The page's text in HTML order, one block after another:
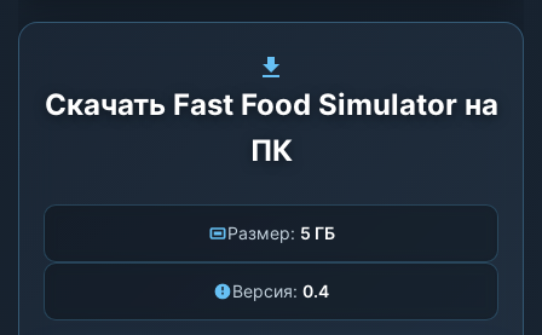
Скачать Fast Food Simulator на
ПК
Размер: 5 ГБ
Версия: 0.4